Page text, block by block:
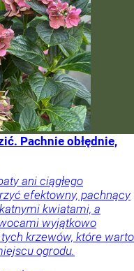
Pachnie obłędnie,
ani ciągłego
efektowny, pachnący
kwiatami, a
wyjątkowo
krzewów, które warto
ogrodu.